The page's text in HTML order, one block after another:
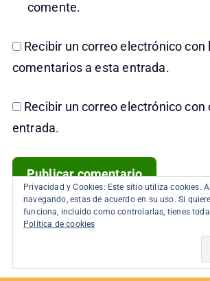
comente.
Recibir un correo electrónico
comentarios a esta entrada.
Recibir un correo electrónico con
entrada.
Este sitio usa Akismet para reducir
Aprende cómo se procesan los
Privacidad y Cookies: Este sitio utiliza cookies.
navegando, estas de acuerdo en su uso. Si
funciona, incluido como controlarlas, tienes
Política de cookies